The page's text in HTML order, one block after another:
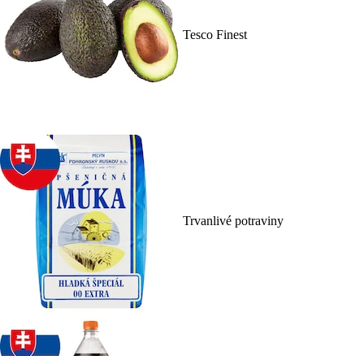
Tesco Finest
Trvanlivé potraviny